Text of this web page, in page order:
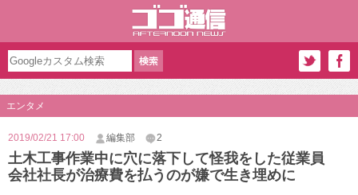
エンタメ
2019/02/21 17:00 編集部 2
土木工事作業中に穴に落下して怪我をした従業員
会社社長が治療費を払うのが嫌で生き埋めに